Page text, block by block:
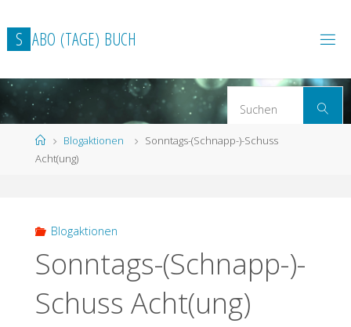
Inhalt
springen
S ABO (TAGE) BUCH
Suchen
StartBlogaktionen
Sonntags-(Schnapp-)-Schuss
Acht(ung)
Blogaktionen
Sonntags-(Schnapp-)-
Schuss Acht(ung)